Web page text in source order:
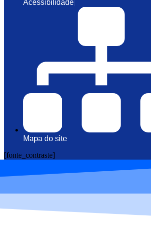
Acessibilidade
Mapa do site
[fonte_contraste]